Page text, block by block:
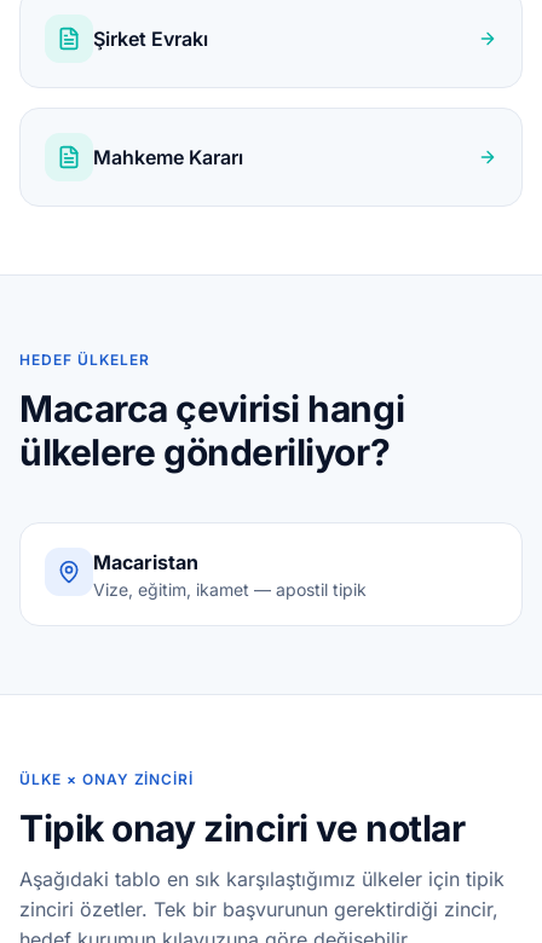
Şirket Evrakı
Mahkeme Kararı
HEDEF ÜLKELER
Macarca çevirisi hangi
ülkelere gönderiliyor?
Macaristan
Vize, eğitim, ikamet — apostil tipik
ÜLKE × ONAY ZINCIRI
Tipik onay zinciri ve notlar
Aşağıdaki tablo en sık karşılaştığımız ülkeler için tipik
zinciri özetler. Tek bir başvurunun gerektirdiği zincir,